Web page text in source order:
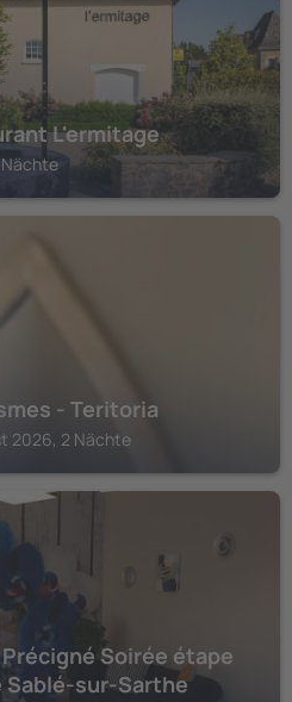
L'ermitage
- Teritoria
2026, 2 Nächte
Soirée étape
Sablé-sur-Sarthe